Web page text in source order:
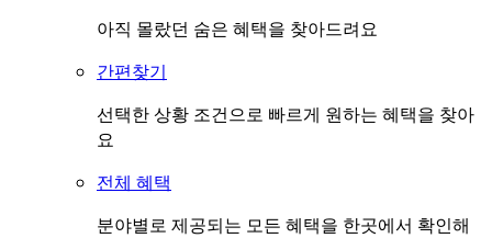
아직 몰랐던 숨은 혜택을 찾아드려요
간편찾기
선택한 상황 조건으로 빠르게 원하는 혜택을 찾아
요
전체 혜택
분야별로 제공되는 모든 혜택을 한곳에서 확인해